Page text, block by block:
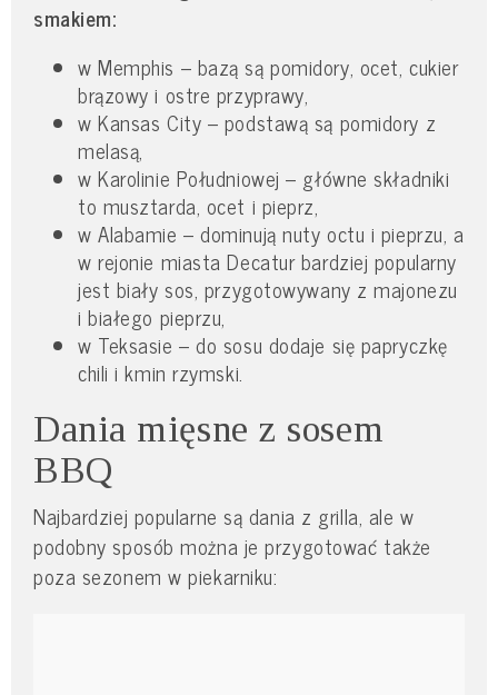
smakiem:
w Memphis – bazą są pomidory, ocet, cukier
brązowy i ostre przyprawy,
w Kansas City – podstawą są pomidory z
melasą,
w Karolinie Południowej – główne składniki
to musztarda, ocet i pieprz,
w Alabamie – dominują nuty octu i pieprzu, a
w rejonie miasta Decatur bardziej popularny
jest biały sos, przygotowywany z majonezu
i białego pieprzu,
w Teksasie – do sosu dodaje się papryczkę
chili i kmin rzymski.
Dania mięsne z sosem
BBQ
Najbardziej popularne są dania z grilla, ale w
podobny sposób można je przygotować także
poza sezonem w piekarniku: